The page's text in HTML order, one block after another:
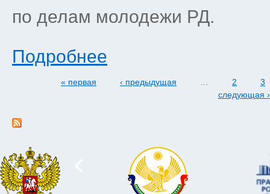
по делам молодежи РД.
Подробнее
Страницы
« первая ‹ предыдущая 2
3
следующая ›